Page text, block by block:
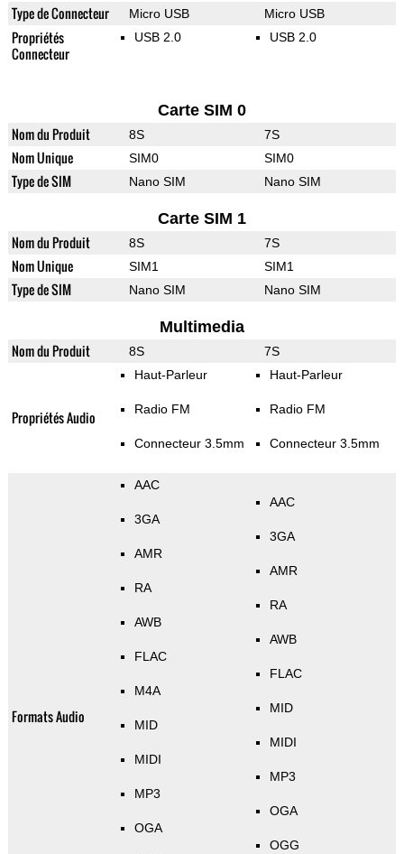
Type de Connecteur Micro USB Micro USB
Propriétés
Connecteur
USB 2.0 USB 2.0
Carte SIM 0
Nom du Produit 8S 7S
Nom Unique SIM0 SIM0
Type de SIM Nano SIM Nano SIM
Carte SIM 1
Nom du Produit 8S 7S
Nom Unique SIM1 SIM1
Type de SIM Nano SIM Nano SIM
Multimedia
Nom du Produit 8S 7S
Propriétés Audio
Haut-Parleur
Radio FM
Connecteur 3.5mm
Haut-Parleur
Radio FM
Connecteur 3.5mm
Formats Audio
AAC
3GA
AMR
RA
AWB
FLAC
M4A
MID
MIDI
MP3
OGA
AAC
3GA
AMR
RA
AWB
FLAC
MID
MIDI
MP3
OGA
OGG